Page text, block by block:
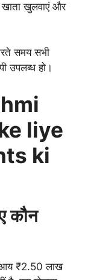
खुलवाएं और
समय सभी
उपलब्ध हो।
liye
ki
कौन
आय ₹2.50 लाख